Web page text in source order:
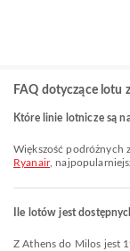
FAQ dotyczące lotu
Które linie lotnicze są
Większość
Ryanair,
Ile lotów jest
Z Athens do Milos jest